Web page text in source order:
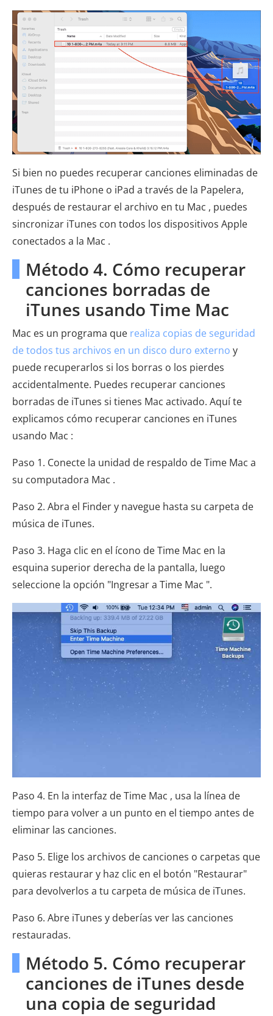
Si bien no puedes recuperar canciones eliminadas de
iTunes de tu iPhone o iPad a través de la Papelera,
después de restaurar el archivo en tu Mac , puedes
sincronizar iTunes con todos los dispositivos Apple
conectados a la Mac .
Método 4. Cómo recuperar
canciones borradas de
iTunes usando Time Mac
Mac es un programa que realiza copias de seguridad
de todos tus archivos en un disco duro externo y
puede recuperarlos si los borras o los pierdes
accidentalmente. Puedes recuperar canciones
borradas de iTunes si tienes Mac activado. Aquí te
explicamos cómo recuperar canciones en iTunes
usando Mac :
Paso 1. Conecte la unidad de respaldo de Time Mac a
su computadora Mac .
Paso 2. Abra el Finder y navegue hasta su carpeta de
música de iTunes.
Paso 3. Haga clic en el ícono de Time Mac en la
esquina superior derecha de la pantalla, luego
seleccione la opción "Ingresar a Time Mac ".
Paso 4. En la interfaz de Time Mac , usa la línea de
tiempo para volver a un punto en el tiempo antes de
eliminar las canciones.
Paso 5. Elige los archivos de canciones o carpetas que
quieras restaurar y haz clic en el botón "Restaurar"
para devolverlos a tu carpeta de música de iTunes.
Paso 6. Abre iTunes y deberías ver las canciones
restauradas.
Método 5. Cómo recuperar
canciones de iTunes desde
una copia de seguridad